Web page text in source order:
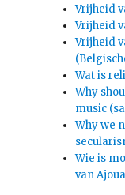
Vrijheid
Vrijheid
Vrijheid
Wat is
Why
music
Why we
Wie is
van